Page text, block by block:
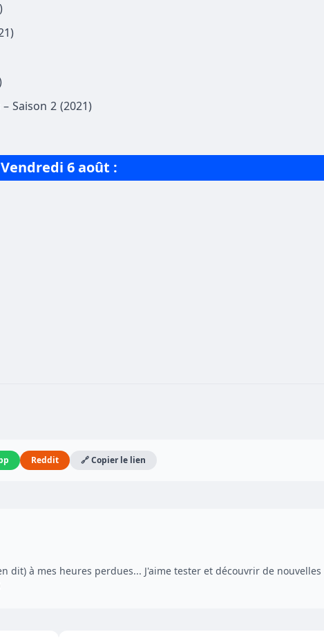
– Saison 2 (2021)
Vendredi 6 août :
Reddit 🔗 Copier le lien
dit) à mes heures perdues... J'aime tester et découvrir de nouvelles